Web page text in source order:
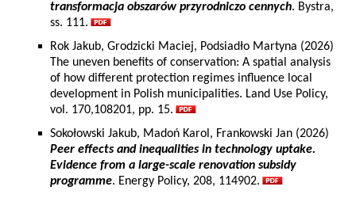
transformacja obszarów przyrodniczo cennych. Bystra,
ss. 111.
Rok Jakub, Grodzicki Maciej, Podsiadło Martyna (2026)
The uneven benefits of conservation: A spatial analysis
of how different protection regimes influence local
development in Polish municipalities. Land Use Policy,
vol. 170,108201, pp. 15.
Sokołowski Jakub, Madoń Karol, Frankowski Jan (2026)
Peer effects and inequalities in technology uptake.
Evidence from a large-scale renovation subsidy
programme. Energy Policy, 208, 114902.